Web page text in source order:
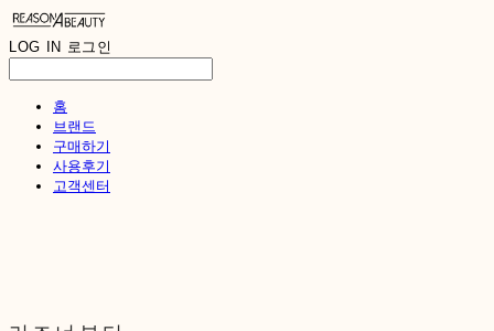
LOG IN 로그인
홈
브랜드
구매하기
사용후기
고객센터